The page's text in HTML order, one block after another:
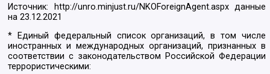
Источник: http://unro.minjust.ru/NKOForeignAgent.aspxданные
на23.12.2021
* Единый федеральный список организаций, в том числе
иностранных и международных организаций, признанных в
соответствии с законодательством Российской Федерации
террористическими: